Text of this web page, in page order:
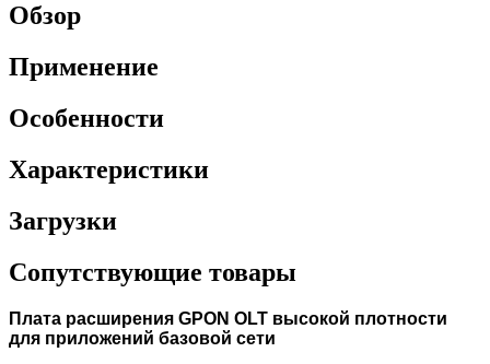
Обзор
Применение
Особенности
Характеристики
Загрузки
Сопутствующие товары
Плата расширения GPON OLT высокой плотности
для приложений базовой сети